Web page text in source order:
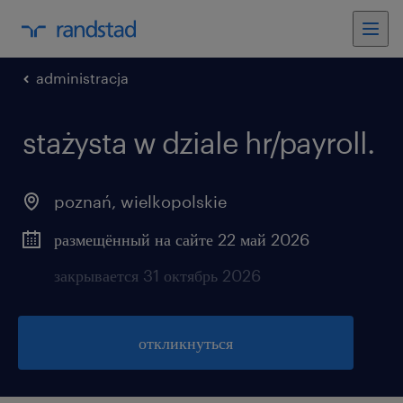
administracja
stażysta w dziale hr/payroll.
poznań, wielkopolskie
размещённый на сайте 22 май 2026
закрывается 31 октябрь 2026
откликнуться